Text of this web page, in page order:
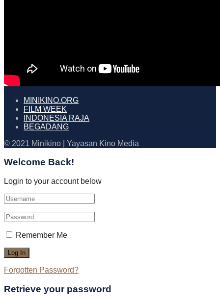
MINIKINO.ORG
FILM WEEK
INDONESIA RAJA
BEGADANG
© 2021 Minikino | Yayasan Kino Media
Welcome Back!
Login to your account below
Remember Me
Forgotten Password?
Retrieve your password